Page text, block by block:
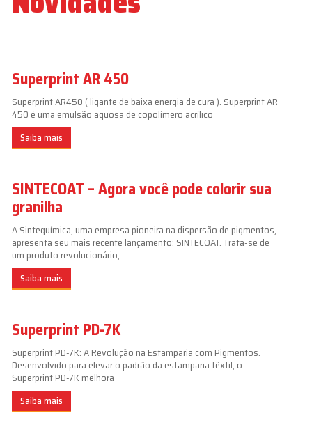
Superprint AR 450
Superprint AR450 ( ligante de baixa energia de cura ). Superprint AR
450 é uma emulsão aquosa de copolímero acrílico
Saiba mais
SINTECOAT – Agora você pode colorir sua
granilha
A Sintequímica, uma empresa pioneira na dispersão de pigmentos,
apresenta seu mais recente lançamento: SINTECOAT. Trata-se de
um produto revolucionário,
Saiba mais
Superprint PD-7K
Superprint PD-7K: A Revolução na Estamparia com Pigmentos.
Desenvolvido para elevar o padrão da estamparia têxtil, o
Superprint PD-7K melhora
Saiba mais